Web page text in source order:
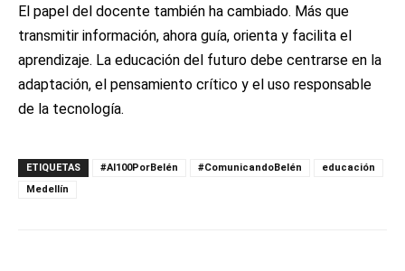
El papel del docente también ha cambiado. Más que
transmitir información, ahora guía, orienta y facilita el
aprendizaje. La educación del futuro debe centrarse en la
adaptación, el pensamiento crítico y el uso responsable
de la tecnología.
ETIQUETAS #Al100PorBelén #ComunicandoBelén
educación
Medellín